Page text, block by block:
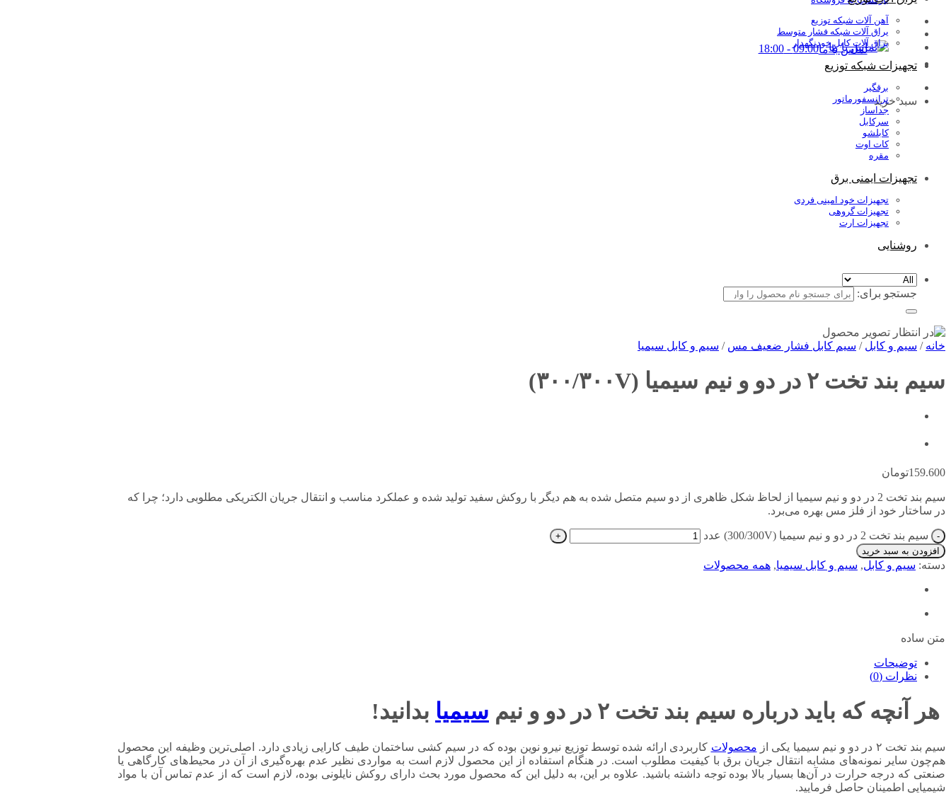
تماس با ما09:00 - 18:00
سبد خرید
آهن آلات شبکه توزیع
یراق آلات شبکه فشار متوسط
یراق آلات کابل خودنگهدار
تجهیزات شبکه توزیع
برقگیر
ترانسفورماتور
جداساز
سرکابل
کابلشو
کات اوت
مقره
تجهیزات ایمنی برق
تجهیزات خود امینی فردی
تجهیزات گروهی
تجهیزات ارت
روشنایی
جستجو برای:
خانه / سیم و کابل / سیم کابل فشار ضعیف مس / سیم و کابل سیمیا
سیم بند تخت ۲ در دو و نیم سیمیا (۳۰۰/۳۰۰V)
159.600تومان
سیم بند تخت 2 در دو و نیم سیمیا از لحاظ شکل ظاهری از دو سیم متصل شده به هم دیگر با روکش سفید تولید شده و عملکرد مناسب و انتقال جریان الکتریکی مطلوبی دارد؛ چرا که
در ساختار خود از فلز مس بهره می‌برد.
سیم بند تخت 2 در دو و نیم سیمیا (300/300V) عدد
افزودن به سبد خرید
دسته: سیم و کابل, سیم و کابل سیمیا, همه محصولات
متن ساده
توضیحات
نظرات (0)
هر آنچه که باید درباره سیم بند تخت ۲ در دو و نیم سیمیا بدانید!
سیم بند تخت ۲ در دو و نیم سیمیا یکی از محصولات کاربردی ارائه شده توسط توزیع نیرو نوین بوده که در سیم کشی ساختمان طیف کارایی زیادی دارد. اصلی‌ترین وظیفه این محصول
هم‌چون سایر نمونه‌های مشابه انتقال جریان برق با کیفیت مطلوب است. در هنگام استفاده از این محصول لازم است به مواردی نظیر عدم بهره‌گیری از آن در محیط‌های کارگاهی یا
صنعتی که درجه حرارت در آن‌ها بسیار بالا بوده توجه داشته باشید. علاوه بر این، به دلیل این که محصول مورد بحث دارای روکش نایلونی بوده، لازم است که از عدم تماس آن با مواد
شیمیایی اطمینان حاصل فرمایید.